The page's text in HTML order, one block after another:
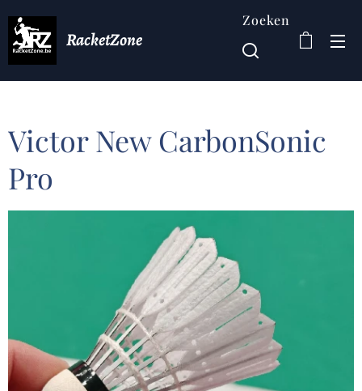
RacketZone
Zoeken
Victor New CarbonSonic
Pro